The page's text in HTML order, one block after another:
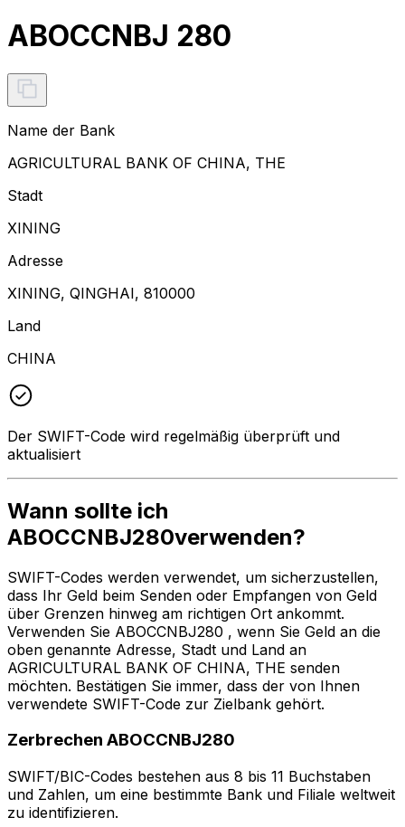
ABOCCNBJ 280
Name der Bank
AGRICULTURAL BANK OF CHINA, THE
Stadt
XINING
Adresse
XINING, QINGHAI, 810000
Land
CHINA
Der SWIFT-Code wird regelmäßig überprüft und
aktualisiert
Wann sollte ich
ABOCCNBJ280verwenden?
SWIFT-Codes werden verwendet, um sicherzustellen,
dass Ihr Geld beim Senden oder Empfangen von Geld
über Grenzen hinweg am richtigen Ort ankommt.
Verwenden Sie ABOCCNBJ280 , wenn Sie Geld an die
oben genannte Adresse, Stadt und Land an
AGRICULTURAL BANK OF CHINA, THE senden
möchten. Bestätigen Sie immer, dass der von Ihnen
verwendete SWIFT-Code zur Zielbank gehört.
Zerbrechen ABOCCNBJ280
SWIFT/BIC-Codes bestehen aus 8 bis 11 Buchstaben
und Zahlen, um eine bestimmte Bank und Filiale weltweit
zu identifizieren.